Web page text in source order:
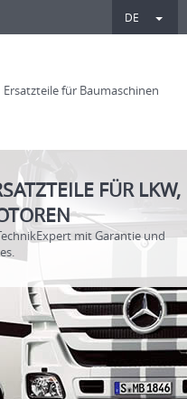
DE
Ersatzteile für Baumaschinen
FÜR LKW,
mit Garantie und